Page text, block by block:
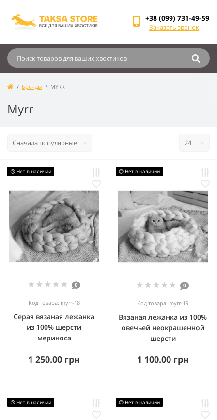
+38 (099) 731-49-59
Заказать звонок
Бренды MYRR
Myrr
😢 Нет в наличии
0
Код товара: myrr-18
Серая вязаная лежанка
из 100% шерсти
мериноса
1 250.00 грн
😢 Нет в наличии
0
Код товара: myrr-19
Вязаная лежанка из 100%
овечьей неокрашенной
шерсти
1 100.00 грн
😢 Нет в наличии 😢 Нет в наличии